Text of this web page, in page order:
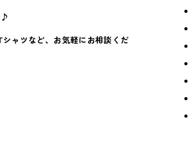
♪
ャツなど、お気軽にお相談くだ